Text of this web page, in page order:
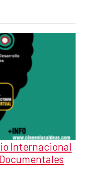
Internacional